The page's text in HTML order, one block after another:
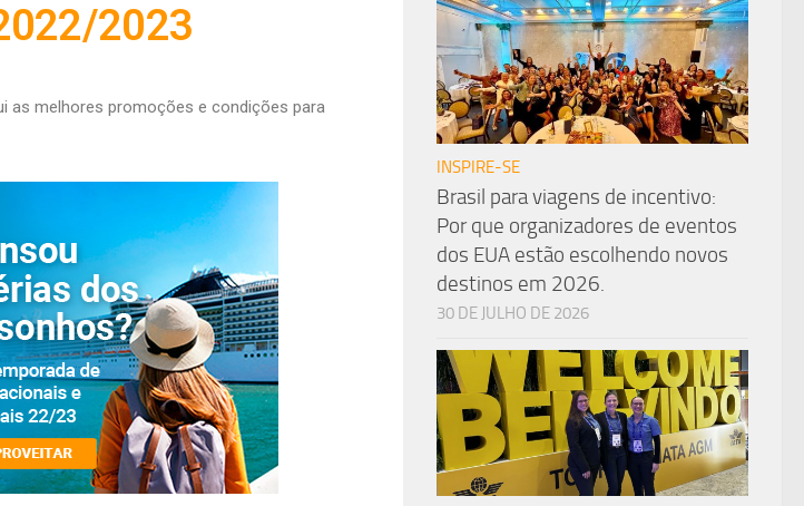
2023
as melhores promoções e condições para
INSPIRE-SE
Brasil para viagens de incentivo:
Por que organizadores de eventos
dos EUA estão escolhendo novos
destinos em 2026.
30 DE JULHO DE 2026